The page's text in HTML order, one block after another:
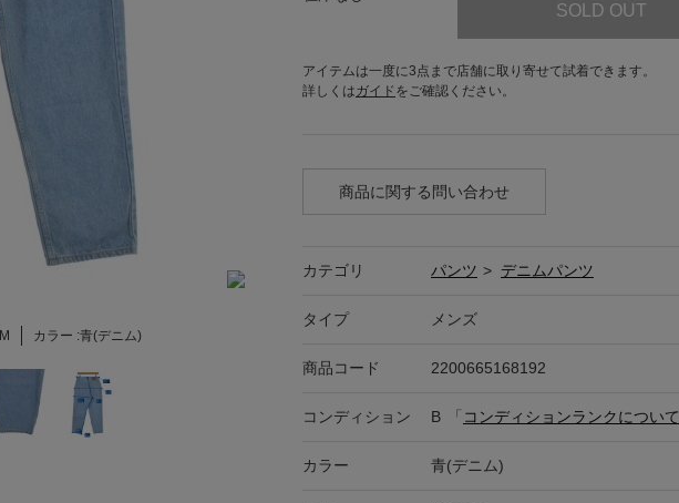
M カラー :青(デニム)
SOLD OUT
アイテムは一度に3点まで店舗に取り寄せて試着できます。
詳しくはガイド をご確認ください。
商品に関する問い合わせ
カテゴリ パンツ > デニムパンツ
タイプ メンズ
商品コード 2200665168192
コンディション B 「 コンディションランクについて
カラー 青(デニム)